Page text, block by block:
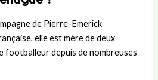
de Pierre-Emerick
elle est mère de deux
footballeur depuis de nombreuses